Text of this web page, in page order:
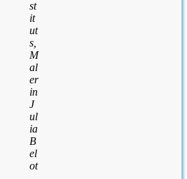
st
it
ut
s,
M
al
er
in
J
ul
ia
B
el
ot